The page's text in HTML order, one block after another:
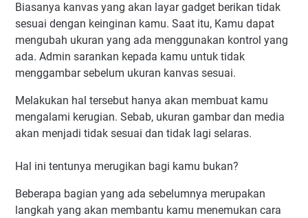
Biasanya kanvas yang akan layar gadget berikan tidak
sesuai dengan keinginan kamu. Saat itu, Kamu dapat
mengubah ukuran yang ada menggunakan kontrol yang
ada. Admin sarankan kepada kamu untuk tidak
menggambar sebelum ukuran kanvas sesuai.
Melakukan hal tersebut hanya akan membuat kamu
mengalami kerugian. Sebab, ukuran gambar dan media
akan menjadi tidak sesuai dan tidak lagi selaras.
Hal ini tentunya merugikan bagi kamu bukan?
Beberapa bagian yang ada sebelumnya merupakan
langkah yang akan membantu kamu menemukan cara